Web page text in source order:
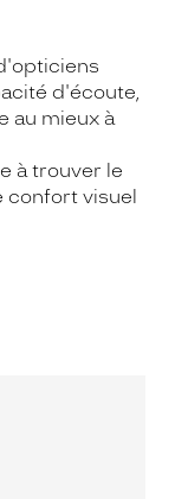
d'écoute,
au mieux à
à trouver le
confort visuel